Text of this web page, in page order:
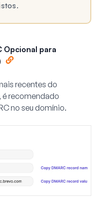
Opcional para
recentes do
é recomendado
no seu domínio.